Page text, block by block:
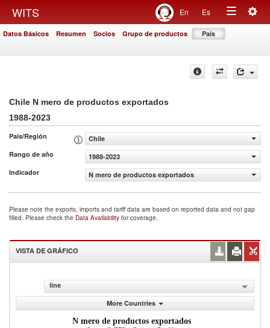
WITS En Es
Toggle
Datos Básicos Resumen Socios Grupo de productos País
Chile N mero de productos exportados
1988-2023
País/Región
Chile
Rango de año
1988-2023
Indicador
N mero de productos exportados
Please note the exports, imports and tariff data are based on reported data and not gap
filled. Please check the Data Availability for coverage.
VISTA DE GRÁFICO
line
More Countries
N mero de productos exportados